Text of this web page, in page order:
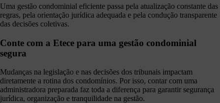
Uma gestão condominial eficiente passa pela atualização constante das
regras, pela orientação jurídica adequada e pela condução transparente
das decisões coletivas.
Conte com a Etece para uma gestão condominial
segura
Mudanças na legislação e nas decisões dos tribunais impactam
diretamente a rotina dos condomínios. Por isso, contar com uma
administradora preparada faz toda a diferença para garantir segurança
jurídica, organização e tranquilidade na gestão.